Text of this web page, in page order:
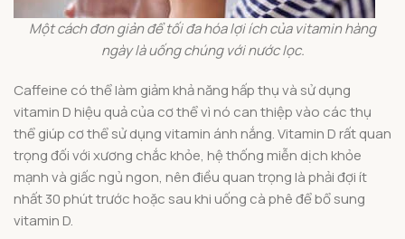
Một cách đơn giản để tối đa hóa lợi ích của vitamin hàng
ngày là uống chúng với nước lọc.
Caffeine có thể làm giảm khả năng hấp thụ và sử dụng
vitamin D hiệu quả của cơ thể vì nó can thiệp vào các thụ
thể giúp cơ thể sử dụng vitamin ánh nắng. Vitamin D rất quan
trọng đối với xương chắc khỏe, hệ thống miễn dịch khỏe
mạnh và giấc ngủ ngon, nên điều quan trọng là phải đợi ít
nhất 30 phút trước hoặc sau khi uống cà phê để bổ sung
vitamin D.